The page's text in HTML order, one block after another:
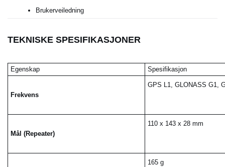
Brukerveiledning
TEKNISKE SPESIFIKASJONER
Egenskap Spesifikasjon
Frekvens
GPS L1, GLONASS G1,
Mål (Repeater)
110 x 143 x 28 mm
165 g